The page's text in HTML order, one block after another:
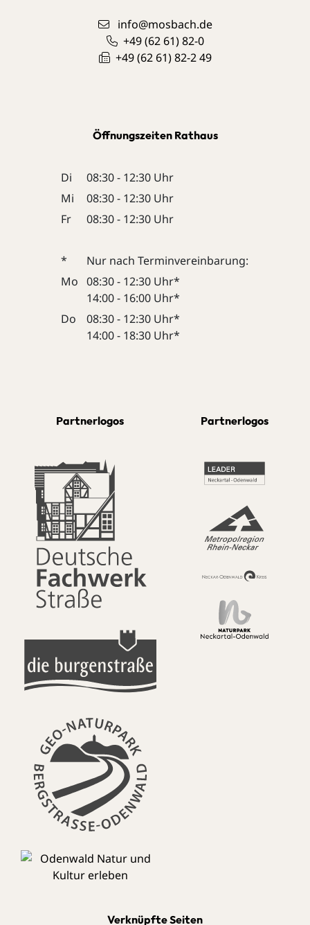
info@mosbach.de
+49 (62 61) 82-0
+49 (62 61) 82-2 49
Öffnungszeiten Rathaus
Di
08:30 - 12:30 Uhr
Mi
08:30 - 12:30 Uhr
Fr
08:30 - 12:30 Uhr
*
Nur nach Terminvereinbarung:
Mo 08:30 - 12:30 Uhr*
14:00 - 16:00 Uhr*
Do
08:30 - 12:30 Uhr*
14:00 - 18:30 Uhr*
Partnerlogos Partnerlogos
Verknüpfte Seiten